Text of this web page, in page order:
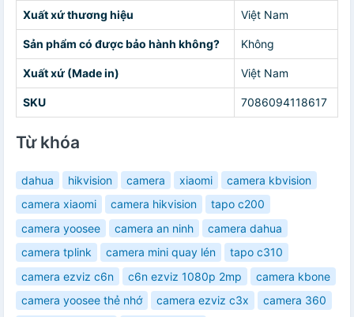
Xuất xứ thương hiệu Việt Nam
Sản phẩm có được bảo hành không? Không
Xuất xứ (Made in) Việt Nam
SKU 7086094118617
Từ khóa
dahua hikvision camera xiaomi
camera kbvision
camera xiaomi
camera hikvision
tapo c200
camera yoosee
camera an ninh
camera dahua
camera tplink
camera mini quay lén
tapo c310
camera ezviz c6n
c6n ezviz 1080p 2mp
camera kbone
camera yoosee thẻ nhớ
camera ezviz c3x
camera 360